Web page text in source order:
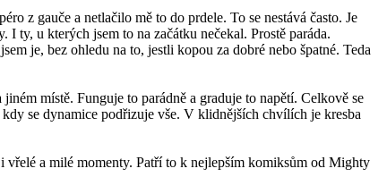
z gauče a netlačilo mě to do prdele. To se nestává často. Je
ty, u kterých jsem to na začátku nečekal. Prostě paráda.
je, bez ohledu na to, jestli kopou za dobré nebo špatné. Teda
místě. Funguje to parádně a graduje to napětí. Celkově se
se dynamice podřizuje vše. V klidnějších chvílích je kresba
a milé momenty. Patří to k nejlepším komiksům od Mighty